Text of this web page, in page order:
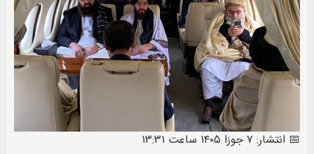
📅 انتشار: ۷ جوزا ۱۴۰۵ ساعت ۱۳:۳۱